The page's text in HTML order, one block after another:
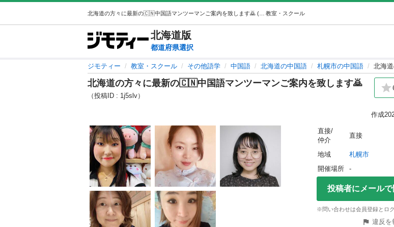
教室・スクール
北海道版
都道府県選択
ジモティー 教室・スクール その他語学 中国語 北海道の中国語 札幌市の中国語 北海
北海道の方々に最新の🇨🇳中国語マンツーマンご案内を致します🙇
（投稿ID : 1j5slv）
作成
直接/
仲介
直接
地域
札幌市
開催場所
-
投稿者にメール
※問い合わせは会員登録とロ
違反を